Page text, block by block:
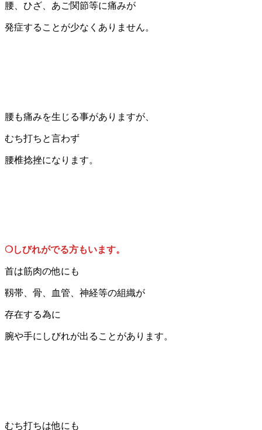
腰、ひざ、あご関節等に痛みが
発症することが少なくありません。
腰も痛みを生じる事がありますが、
むち打ちと言わず
腰椎捻挫になります。
❍しびれがでる方もいます。
首は筋肉の他にも
靱帯、骨、血管、神経等の組織が
存在する為に
腕や手にしびれが出ることがあります。
むち打ちは他にも